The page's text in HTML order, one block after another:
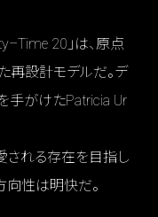
20」は、原点
再設計モデルだ。デ
手がけたPatricia Ur
される存在を目指し
向性は明快だ。